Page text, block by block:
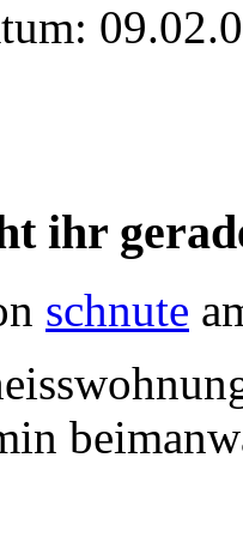
ihr
schnute